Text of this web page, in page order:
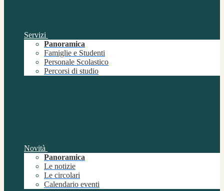
Servizi
Panoramica
Famiglie e Studenti
Personale Scolastico
Percorsi di studio
Novità
Panoramica
Le notizie
Le circolari
Calendario eventi